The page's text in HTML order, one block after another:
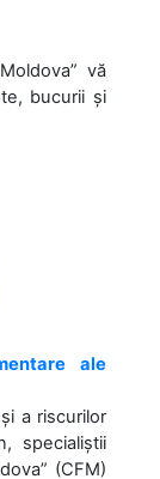
vă
bucurii și
ale
a riscurilor
specialiștii
(CFM)